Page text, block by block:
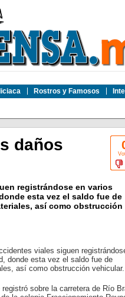
Rostros y Famosos
daños
registrándose en varios
esta vez el saldo fue de
así como obstrucción
viales siguen
donde esta vez el saldo fue de
así como obstrucción vehicular.
sobre la carretera de Río